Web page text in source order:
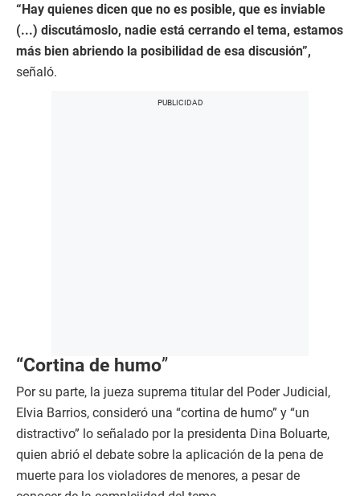
“Hay quienes dicen que no es posible, que es inviable
(...) discutámoslo, nadie está cerrando el tema, estamos
más bien abriendo la posibilidad de esa discusión”,
señaló.
“Cortina de humo”
Por su parte, la jueza suprema titular del Poder Judicial,
Elvia Barrios, consideró una “cortina de humo” y “un
distractivo” lo señalado por la presidenta Dina Boluarte,
quien abrió el debate sobre la aplicación de la pena de
muerte para los violadores de menores, a pesar de